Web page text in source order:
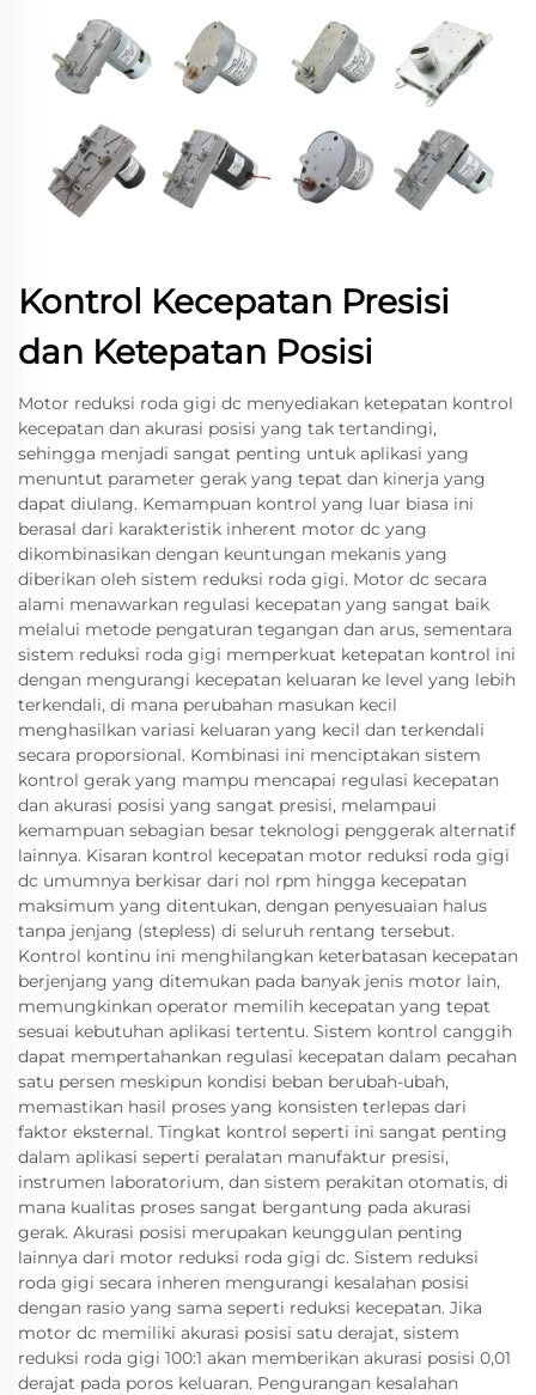
Kontrol Kecepatan Presisi
dan Ketepatan Posisi
Motor reduksi roda gigi dc menyediakan ketepatan kontrol
kecepatan dan akurasi posisi yang tak tertandingi,
sehingga menjadi sangat penting untuk aplikasi yang
menuntut parameter gerak yang tepat dan kinerja yang
dapat diulang. Kemampuan kontrol yang luar biasa ini
berasal dari karakteristik inherent motor dc yang
dikombinasikan dengan keuntungan mekanis yang
diberikan oleh sistem reduksi roda gigi. Motor dc secara
alami menawarkan regulasi kecepatan yang sangat baik
melalui metode pengaturan tegangan dan arus, sementara
sistem reduksi roda gigi memperkuat ketepatan kontrol ini
dengan mengurangi kecepatan keluaran ke level yang lebih
terkendali, di mana perubahan masukan kecil
menghasilkan variasi keluaran yang kecil dan terkendali
secara proporsional. Kombinasi ini menciptakan sistem
kontrol gerak yang mampu mencapai regulasi kecepatan
dan akurasi posisi yang sangat presisi, melampaui
kemampuan sebagian besar teknologi penggerak alternatif
lainnya. Kisaran kontrol kecepatan motor reduksi roda gigi
dc umumnya berkisar dari nol rpm hingga kecepatan
maksimum yang ditentukan, dengan penyesuaian halus
tanpa jenjang (stepless) di seluruh rentang tersebut.
Kontrol kontinu ini menghilangkan keterbatasan kecepatan
berjenjang yang ditemukan pada banyak jenis motor lain,
memungkinkan operator memilih kecepatan yang tepat
sesuai kebutuhan aplikasi tertentu. Sistem kontrol canggih
dapat mempertahankan regulasi kecepatan dalam pecahan
satu persen meskipun kondisi beban berubah-ubah,
memastikan hasil proses yang konsisten terlepas dari
faktor eksternal. Tingkat kontrol seperti ini sangat penting
dalam aplikasi seperti peralatan manufaktur presisi,
instrumen laboratorium, dan sistem perakitan otomatis, di
mana kualitas proses sangat bergantung pada akurasi
gerak. Akurasi posisi merupakan keunggulan penting
lainnya dari motor reduksi roda gigi dc. Sistem reduksi
roda gigi secara inheren mengurangi kesalahan posisi
dengan rasio yang sama seperti reduksi kecepatan. Jika
motor dc memiliki akurasi posisi satu derajat, sistem
reduksi roda gigi 100:1 akan memberikan akurasi posisi 0,01
derajat pada poros keluaran. Pengurangan kesalahan